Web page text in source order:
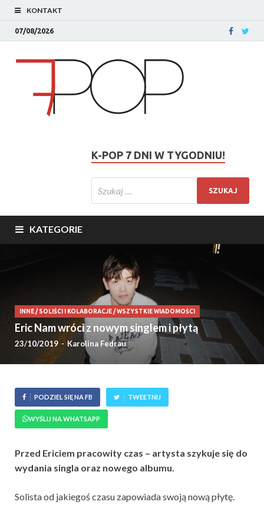
KONTAKT
07/08/2026
K-POP 7 DNI W TYGODNIU!
KATEGORIE
INNE/SOLIŚCI I KOLABORACJE/WSZYSTKIE WIADOMOŚCI
Eric Nam wróci z nowym singlem i płytą
23/10/2019 - Karolina Fedrau
PODZIEL SIĘ NA FB TWEETNIJ
WYŚLIJ NA WHATSAPP
Przed Ericiem pracowity czas – artysta szykuje się do
wydania singla oraz nowego albumu.
Solista od jakiegoś czasu zapowiada swoją nową płytę.